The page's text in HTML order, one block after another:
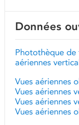
Données
Photothèque de
aériennes
Vues aériennes
Vues aériennes
Vues aériennes
Vues aériennes